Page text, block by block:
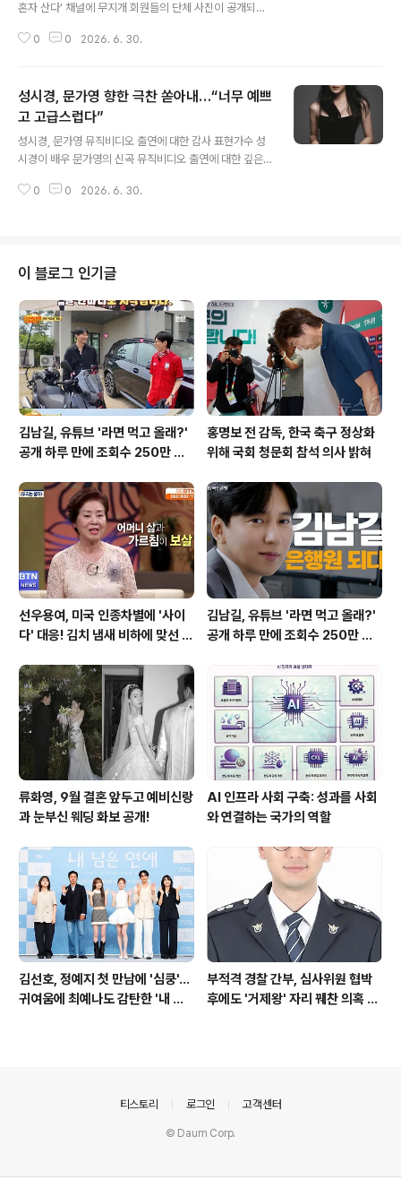
혼자 산다' 채널에 무지개 회원들의 단체 사진이 공개되며
무, 김신영, 기안84 등 주요 멤버들이 함께 포즈를 취하고
드쿤스트 결별설과 전현무, 김신영의 변화특히 코드쿤스트
는 비연예인과의 열애설에 이어 결별설에 휩싸여 더욱 주
목받고 있습니다. 전현무는 눈에 띄게 살이 빠진 모습으로
등장했으며, 김신영 역시 과거 44kg 감량 후 요요 현상을
러한 멤버들의 개인적인 이슈들이 방송에 대한 궁금증을
0 0 2026. 6. 30.
성시경, 문가영 향한 극찬 쏟아내…“너무 예쁘
고 고급스럽다”
성시경, 문가영 뮤직비디오 출연에 대한 감사 표현가수 성
시경이 배우 문가영의 신곡 뮤직비디오 출연에 대한 깊은
연을 승낙하며 성시경에게 큰 도움을 주었습니다. 성시경
쁘고 투명하다고 칭찬했습니다. 그녀의 인상이 진하지 않
고 고급스러우며, 외모뿐만 아니라 생각하는 방식까지도
그러하다고 언급했습니다. 신동엽은 문가영의 독보적인 매
력을 거들었고, 성시경은 공짜 출연에 대한 립서비스가 아
니라고 강조했습니다. 문가영의 콤플렉스 없는 완벽한 모
습과 성시경의 재치 있는 답변성시경은 과거 시상식 ..
0 0 2026. 6. 30.
이 블로그 인기글
김남길, 유튜브 '라면 먹고 올래?'
공개 하루 만에 조회수 250만 돌
홍명보 전 감독, 한국 축구 정상화
위해 국회 청문회 참석 의사 밝혀
선우용여, 미국 인종차별에 '사이
다' 대응! 김치 냄새 비하에 맞선 통
김남길, 유튜브 '라면 먹고 올래?'
공개 하루 만에 조회수 250만 돌
류화영, 9월 결혼 앞두고 예비신랑
과 눈부신 웨딩 화보 공개!
AI 인프라 사회 구축: 성과를 사회
와 연결하는 국가의 역할
김선호, 정예지 첫 만남에 '심쿵'…
귀여움에 최예나도 감탄한 '내 남
부적격 경찰 간부, 심사위원 협박
후에도 '거제왕' 자리 꿰찬 의혹 진
티스토리 로그인 고객센터
© Daum Corp.